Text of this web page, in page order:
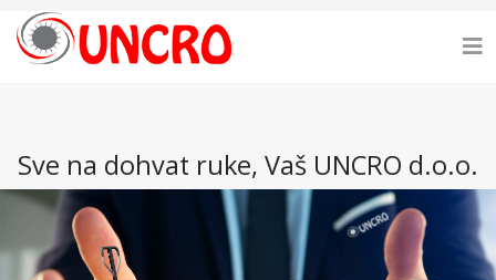
Sve na dohvat ruke, Vaš UNCRO d.o.o.